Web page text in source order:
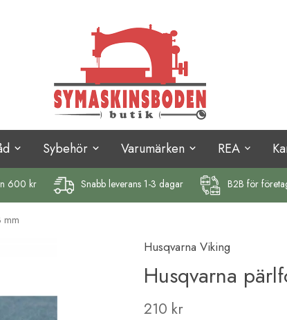
Sybehör Varumärken REA
600 kr Snabb leverans 1-3 dagar B2B för
mm
Husqvarna Viking
Husqvarna
210 kr